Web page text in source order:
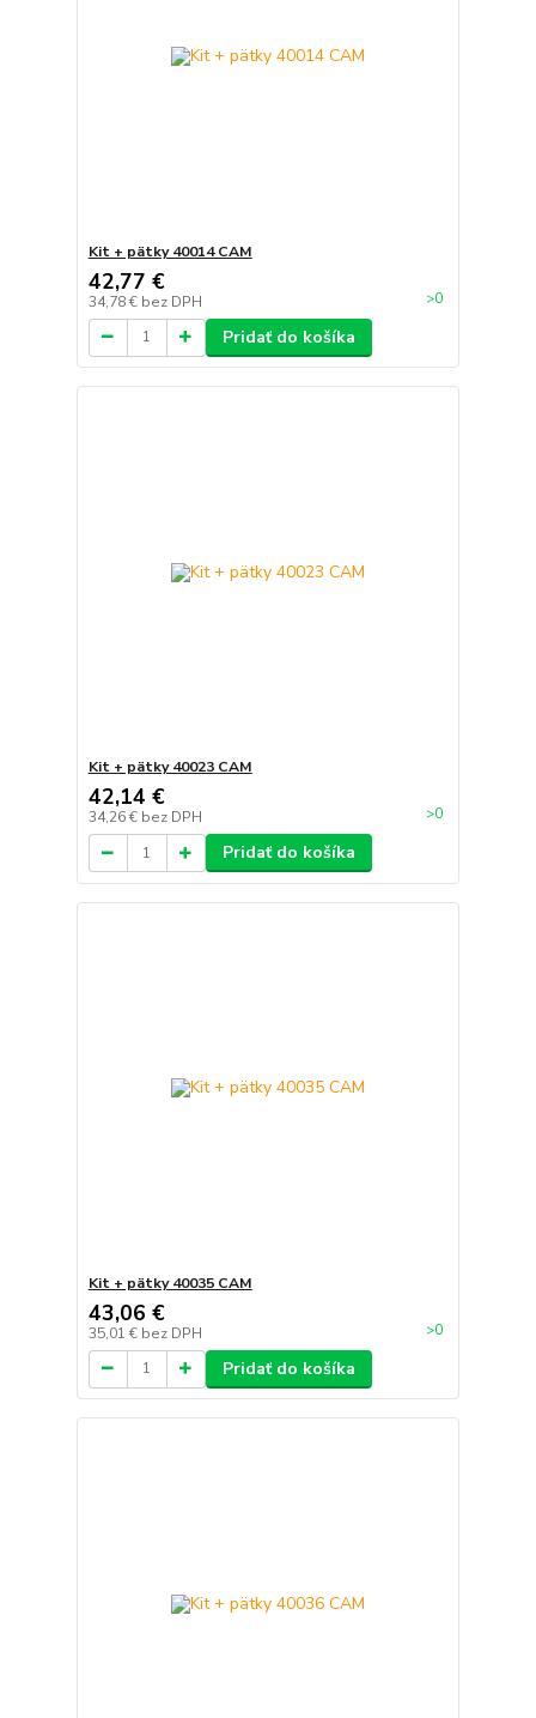
Kit + pätky 40014 CAM
42,77 €
34,78 € bez DPH >0
Pridať do košíka
Kit + pätky 40023 CAM
42,14 €
34,26 € bez DPH >0
Pridať do košíka
Kit + pätky 40035 CAM
43,06 €
35,01 € bez DPH >0
Pridať do košíka